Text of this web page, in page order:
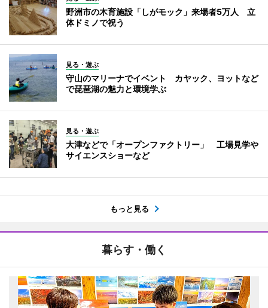
野洲市の木育施設「しがモック」来場者5万人 立
体ドミノで祝う
見る・遊ぶ
守山のマリーナでイベント カヤック、ヨットなど
で琵琶湖の魅力と環境学ぶ
見る・遊ぶ
大津などで「オープンファクトリー」 工場見学や
サイエンスショーなど
もっと見る
暮らす・働く